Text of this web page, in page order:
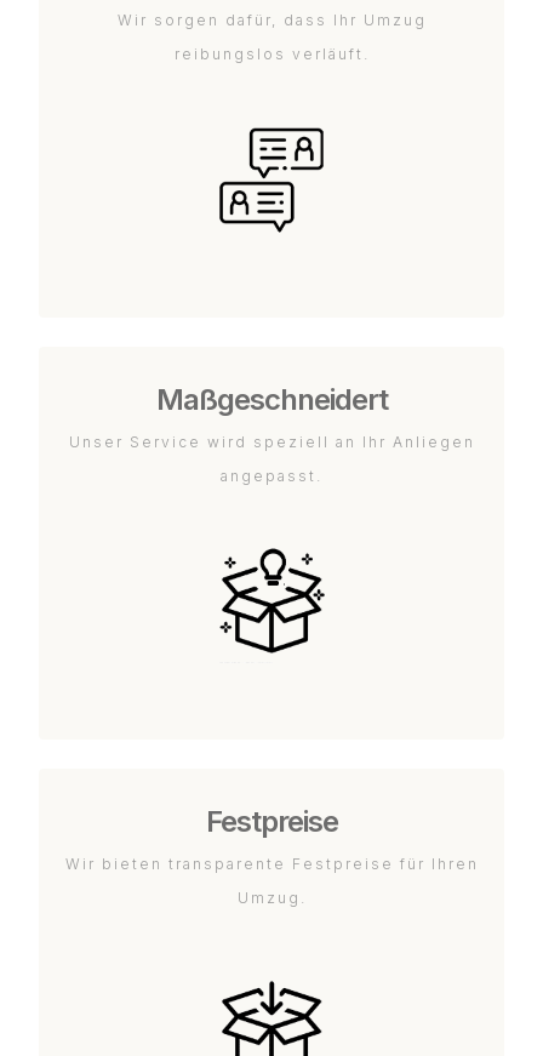
Wir sorgen dafür, dass Ihr Umzug
reibungslos verläuft.
Maßgeschneidert
Unser Service wird speziell an Ihr Anliegen
angepasst.
Festpreise
Wir bieten transparente Festpreise für Ihren
Umzug.